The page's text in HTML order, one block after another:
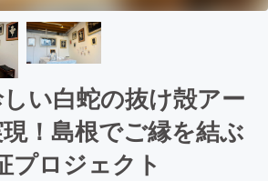
い白蛇の抜け殻アー
現！島根でご縁を結ぶ
プロジェクト